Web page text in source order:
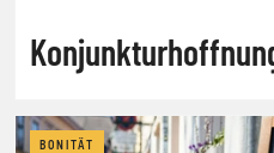
BONITÄT